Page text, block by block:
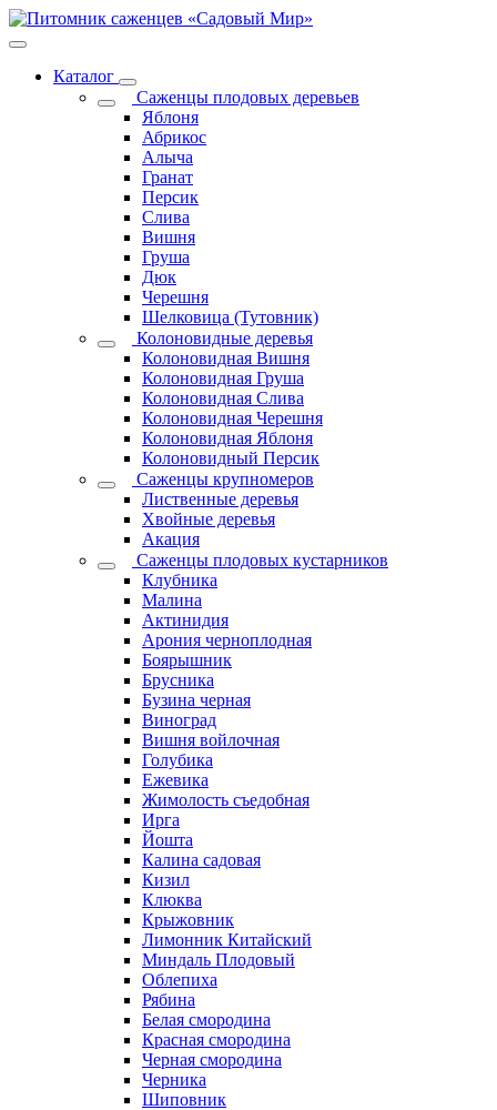
Каталог
Саженцы плодовых деревьев
Яблоня
Абрикос
Алыча
Гранат
Персик
Слива
Вишня
Груша
Дюк
Черешня
Шелковица (Тутовник)
Колоновидные деревья
Колоновидная Вишня
Колоновидная Груша
Колоновидная Слива
Колоновидная Черешня
Колоновидная Яблоня
Колоновидный Персик
Саженцы крупномеров
Лиственные деревья
Хвойные деревья
Акация
Саженцы плодовых кустарников
Клубника
Малина
Актинидия
Арония черноплодная
Боярышник
Брусника
Бузина черная
Виноград
Вишня войлочная
Голубика
Ежевика
Жимолость съедобная
Ирга
Йошта
Калина садовая
Кизил
Клюква
Крыжовник
Лимонник Китайский
Миндаль Плодовый
Облепиха
Рябина
Белая смородина
Красная смородина
Черная смородина
Черника
Шиповник